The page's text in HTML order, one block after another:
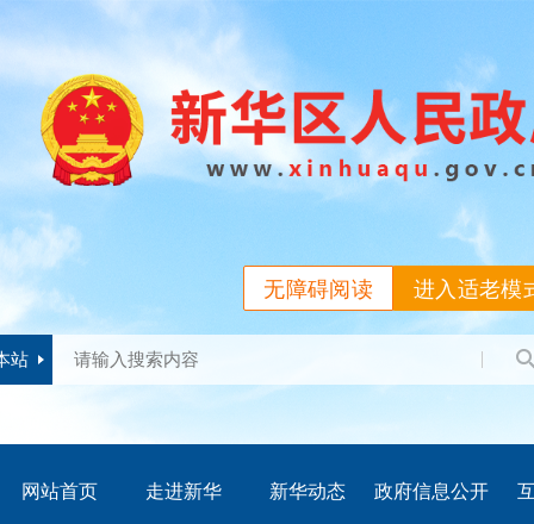
进入适老模
无障碍阅读
站
网站首页 走进新华 新华动态 政府信息公开